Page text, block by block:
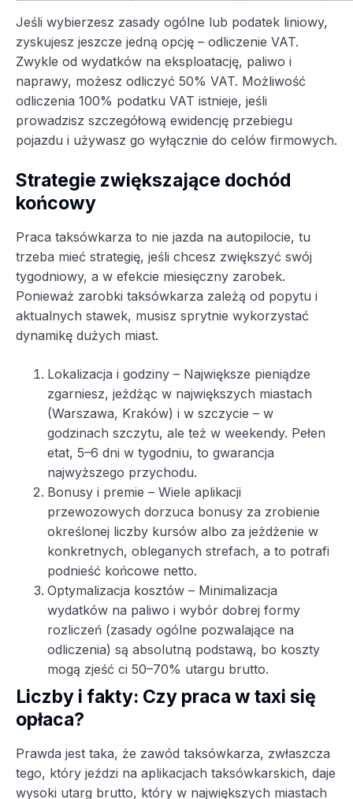
Jeśli wybierzesz zasady ogólne lub podatek liniowy,
zyskujesz jeszcze jedną opcję – odliczenie VAT.
Zwykle od wydatków na eksploatację, paliwo i
naprawy, możesz odliczyć 50% VAT. Możliwość
odliczenia 100% podatku VAT istnieje, jeśli
prowadzisz szczegółową ewidencję przebiegu
pojazdu i używasz go wyłącznie do celów firmowych.
Strategie zwiększające dochód
końcowy
Praca taksówkarza to nie jazda na autopilocie, tu
trzeba mieć strategię, jeśli chcesz zwiększyć swój
tygodniowy, a w efekcie miesięczny zarobek.
Ponieważ zarobki taksówkarza zależą od popytu i
aktualnych stawek, musisz sprytnie wykorzystać
dynamikę dużych miast.
Lokalizacja i godziny – Największe pieniądze
zgarniesz, jeżdżąc w największych miastach
(Warszawa, Kraków) i w szczycie – w
godzinach szczytu, ale też w weekendy. Pełen
etat, 5–6 dni w tygodniu, to gwarancja
najwyższego przychodu.
Bonusy i premie – Wiele aplikacji
przewozowych dorzuca bonusy za zrobienie
określonej liczby kursów albo za jeżdżenie w
konkretnych, obleganych strefach, a to potrafi
podnieść końcowe netto.
Optymalizacja kosztów – Minimalizacja
wydatków na paliwo i wybór dobrej formy
rozliczeń (zasady ogólne pozwalające na
odliczenia) są absolutną podstawą, bo koszty
mogą zjeść ci 50–70% utargu brutto.
Liczby i fakty: Czy praca w taxi się
opłaca?
Prawda jest taka, że zawód taksówkarza, zwłaszcza
tego, który jeździ na aplikacjach taksówkarskich, daje
wysoki utarg brutto, który w największych miastach